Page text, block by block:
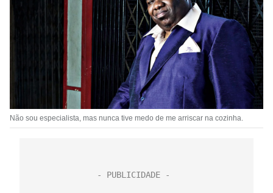
Não sou especialista, mas nunca tive medo de me arriscar na cozinha.